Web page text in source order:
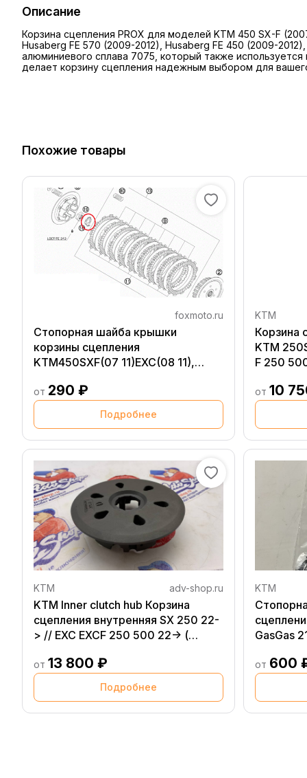
Описание
Корзина сцепления PROX для моделей KTM 450 SX-F
Husaberg FE 570 (2009-2012), Husaberg FE 450 (2009-
алюминиевого сплава 7075, который также
делает корзину сцепления надежным выбором для
Похожие товары
foxmoto.ru
Стопорная шайба крышки
корзины сцепления
KTM450SXF(07 11)EXC(08 11),
от 290 ₽
Подробнее
KTM
Корзина
KTM
F 250
GasGas
EC F
от 10
KTM adv-shop.ru
KTM Inner clutch hub Корзина
сцепления внутренняя SX 250 22-
> // EXC EXCF 250 500 22-> (
от 13 800 ₽
Подробнее
KTM
GasGas
от 600